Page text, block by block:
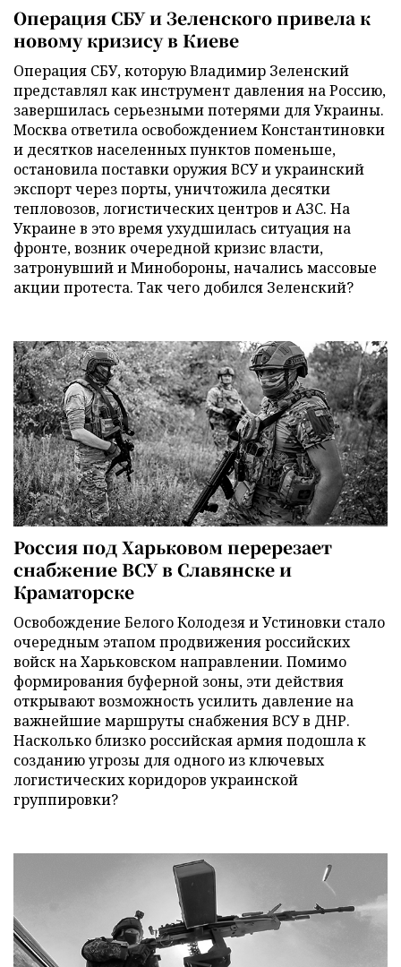
Операция СБУ и Зеленского привела к
новому кризису в Киеве
Операция СБУ, которую Владимир Зеленский
представлял как инструмент давления на Россию,
завершилась серьезными потерями для Украины.
Москва ответила освобождением Константиновки
и десятков населенных пунктов поменьше,
остановила поставки оружия ВСУ и украинский
экспорт через порты, уничтожила десятки
тепловозов, логистических центров и АЗС. На
Украине в это время ухудшилась ситуация на
фронте, возник очередной кризис власти,
затронувший и Минобороны, начались массовые
акции протеста. Так чего добился Зеленский?
Россия под Харьковом перерезает
снабжение ВСУ в Славянске и
Краматорске
Освобождение Белого Колодезя и Устиновки стало
очередным этапом продвижения российских
войск на Харьковском направлении. Помимо
формирования буферной зоны, эти действия
открывают возможность усилить давление на
важнейшие маршруты снабжения ВСУ в ДНР.
Насколько близко российская армия подошла к
созданию угрозы для одного из ключевых
логистических коридоров украинской
группировки?